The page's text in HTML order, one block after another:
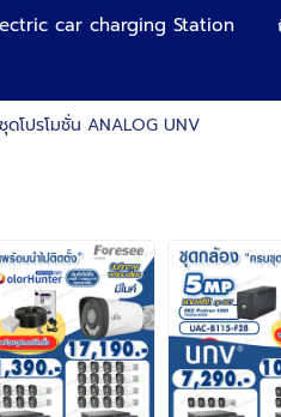
car charging Station
ชุดโปรโมชั่น ANALOG UNV